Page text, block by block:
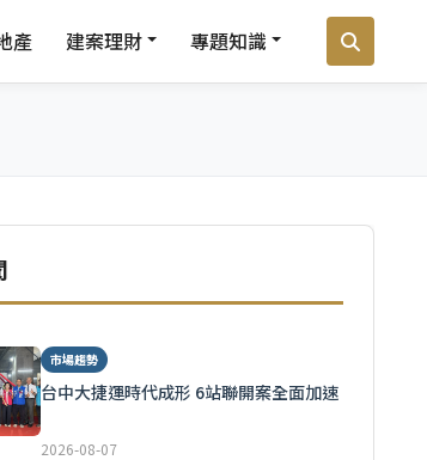
產 建案理財 專題知識
市場趨勢
台中大捷運時代成形 6站聯開案全面加速
2026-08-07